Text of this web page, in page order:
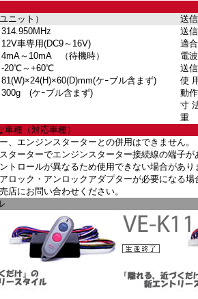
ニット）
送
314.950MHz 送
12V車専用(DC9～16V) 適
4mA～10mA （待機時） 電
-20℃～+60℃ 送
81(W)×24(H)×60(D)mm(ケｰブル含まず) 使
300g (ケｰブル含まず) 動
寸
種（対応車種）
、エンジンスターターとの併用はできません。
スターターでエンジンスターター接続線の端子
トロールが異なるため使用できない場合があ
ロック・アンロックアダプターが必要になる場
店にお問い合わせください。